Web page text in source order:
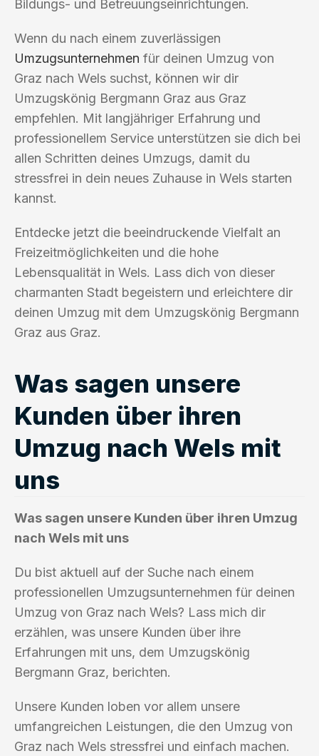
Bildungs- und Betreuungseinrichtungen.
Wenn du nach einem zuverlässigen
Umzugsunternehmen für deinen Umzug von
Graz nach Wels suchst, können wir dir
Umzugskönig Bergmann Graz aus Graz
empfehlen. Mit langjähriger Erfahrung und
professionellem Service unterstützen sie dich bei
allen Schritten deines Umzugs, damit du
stressfrei in dein neues Zuhause in Wels starten
kannst.
Entdecke jetzt die beeindruckende Vielfalt an
Freizeitmöglichkeiten und die hohe
Lebensqualität in Wels. Lass dich von dieser
charmanten Stadt begeistern und erleichtere dir
deinen Umzug mit dem Umzugskönig Bergmann
Graz aus Graz.
Was sagen unsere
Kunden über ihren
Umzug nach Wels mit
uns
Was sagen unsere Kunden über ihren Umzug
nach Wels mit uns
Du bist aktuell auf der Suche nach einem
professionellen Umzugsunternehmen für deinen
Umzug von Graz nach Wels? Lass mich dir
erzählen, was unsere Kunden über ihre
Erfahrungen mit uns, dem Umzugskönig
Bergmann Graz, berichten.
Unsere Kunden loben vor allem unsere
umfangreichen Leistungen, die den Umzug von
Graz nach Wels stressfrei und einfach machen.